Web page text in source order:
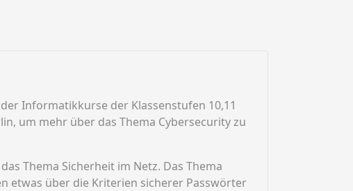
Informatikkurse der Klassenstufen 10,11
um mehr über das Thema Cybersecurity zu
Thema Sicherheit im Netz. Das Thema
etwas über die Kriterien sicherer Passwörter